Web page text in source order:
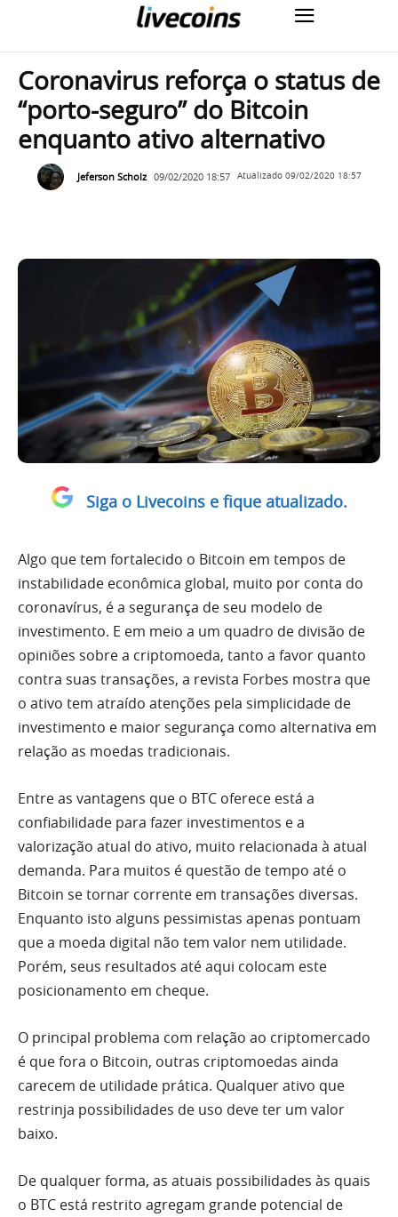
Coronavirus reforça o status de
“porto-seguro” do Bitcoin
enquanto ativo alternativo
Jeferson Scholz 09/02/2020 18:57 Atualizado 09/02/2020 18:57
Siga o Livecoins e fique atualizado.
Algo que tem fortalecido o Bitcoin em tempos de
instabilidade econômica global, muito por conta do
coronavírus, é a segurança de seu modelo de
investimento. E em meio a um quadro de divisão de
opiniões sobre a criptomoeda, tanto a favor quanto
contra suas transações, a revista Forbes mostra que
o ativo tem atraído atenções pela simplicidade de
investimento e maior segurança como alternativa em
relação as moedas tradicionais.
Entre as vantagens que o BTC oferece está a
confiabilidade para fazer investimentos e a
valorização atual do ativo, muito relacionada à atual
demanda. Para muitos é questão de tempo até o
Bitcoin se tornar corrente em transações diversas.
Enquanto isto alguns pessimistas apenas pontuam
que a moeda digital não tem valor nem utilidade.
Porém, seus resultados até aqui colocam este
posicionamento em cheque.
O principal problema com relação ao criptomercado
é que fora o Bitcoin, outras criptomoedas ainda
carecem de utilidade prática. Qualquer ativo que
restrinja possibilidades de uso deve ter um valor
baixo.
De qualquer forma, as atuais possibilidades às quais
o BTC está restrito agregam grande potencial de